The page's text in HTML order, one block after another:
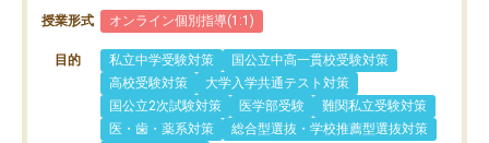
授業形式 オンライン個別指導(1:1)
目的 私立中学受験対策
国公立中高一貫校受験対策
高校受験対策
大学入学共通テスト対策
国公立2次試験対策
医学部受験
難関私立受験対策
医・歯・薬系対策
総合型選抜・学校推薦型選抜対策